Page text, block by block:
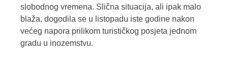
slobodnog vremena. Slična situacija, ali ipak malo
blaža, dogodila se u listopadu iste godine nakon
većeg napora prilikom turističkog posjeta jednom
gradu u inozemstvu.